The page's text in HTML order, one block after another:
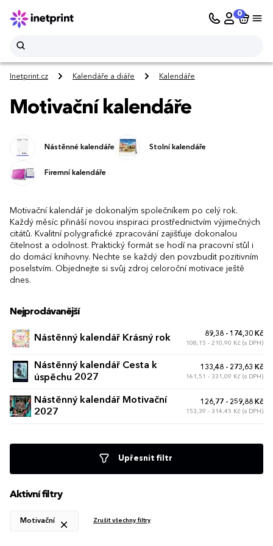
0
Inetprint.cz Kalendáře a diáře Kalendáře
Motivační kalendáře
Nástěnné kalendáře Stolní kalendáře
Firemní kalendáře
Motivační kalendář je dokonalým společníkem po celý rok.
Každý měsíc přináší novou inspiraci prostřednictvím výjimečných
citátů. Kvalitní polygrafické zpracování zajišťuje dokonalou
čitelnost a odolnost. Praktický formát se hodí na pracovní stůl i
do domácí knihovny. Nechte se každý den povzbudit pozitivním
poselstvím. Objednejte si svůj zdroj celoroční motivace ještě
dnes.
Nejprodávanější
Nástěnný kalendář Krásný rok 89,38 - 174,30 Kč
108,15 - 210,90 Kč (s DPH)
Nástěnný kalendář Cesta k
úspěchu 2027
133,48 - 273,63 Kč
161,51 - 331,09 Kč (s DPH)
Nástěnný kalendář Motivační
2027
126,77 - 259,88 Kč
153,39 - 314,45 Kč (s DPH)
Upřesnit filtr
Aktivní filtry
Motivační Zrušit všechny filtry